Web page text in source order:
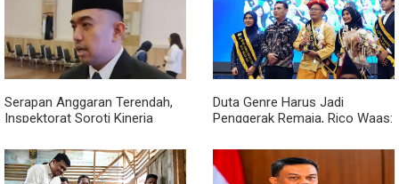
Serapan Anggaran Terendah,
Inspektorat Soroti Kinerja
Duta Genre Harus Jadi
Penggerak Remaja, Rico Waas:
Acara